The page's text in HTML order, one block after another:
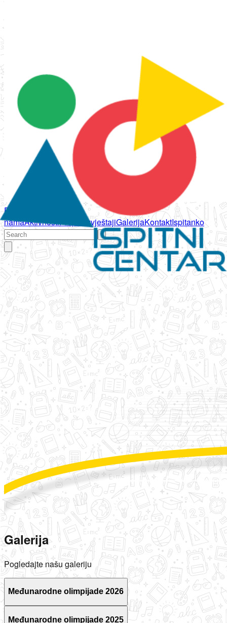
Početna
namaAktivnostiPropisi IzvještajiGalerijaKontaktIspitanko
Galerija
Pogledajte našu galeriju
Međunarodne olimpijade 2026
Međunarodne olimpijade 2025